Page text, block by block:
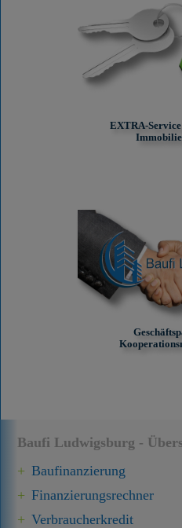
Baufi Ludwigsburg -
Baufinanzierung
Finanzierungsrechner
Verbraucherkredit
EXTRA-